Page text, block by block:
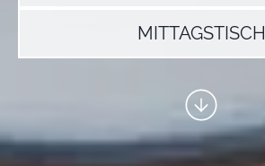
MITTAGSTISCH